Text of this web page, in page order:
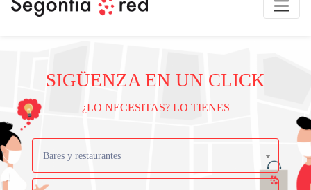
SIGÜENZA EN UN CLICK
¿LO NECESITAS? LO TIENES
Bares y restaurantes